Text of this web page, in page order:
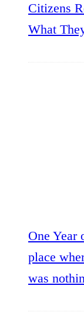
Citizens
What
One Year
place
was